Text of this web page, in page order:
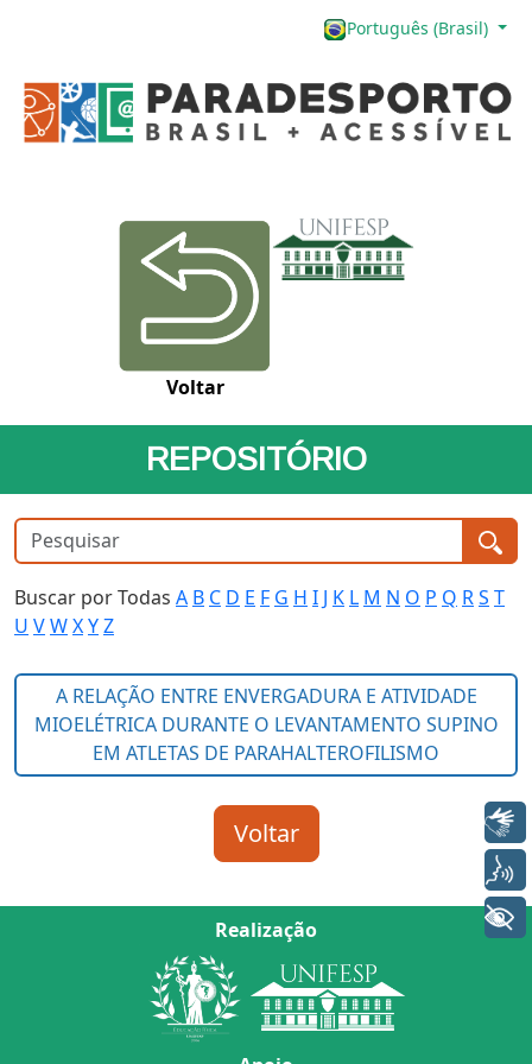
Português (Brasil)
Voltar
REPOSITÓRIO
Buscar por Todas A B C D E F G H I J K L M N O P Q RS T
U VWXYZ
Realização